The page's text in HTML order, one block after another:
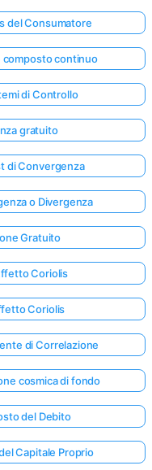
del Consumatore
continuo
di Controllo
gratuito
di Convergenza
o Divergenza
Gratuito
Coriolis
Coriolis
di Correlazione
cosmica di fondo
del Debito
Capitale Proprio